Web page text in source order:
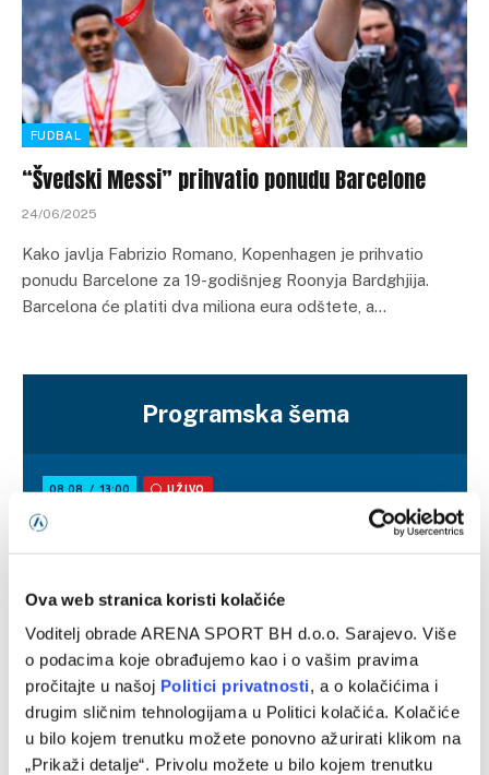
Ova web stranica koristi kolačiće
Voditelj obrade ARENA SPORT BH d.o.o. Sarajevo. Više
o podacima koje obrađujemo kao i o vašim pravima
pročitajte u našoj Politici privatnosti, a o kolačićima i
drugim sličnim tehnologijama u Politici kolačića. Kolačiće
u bilo kojem trenutku možete ponovno ažurirati klikom na
„Prikaži detalje“. Privolu možete u bilo kojem trenutku
FUDBAL
“Švedski Messi” prihvatio ponudu Barcelone
24/06/2025
Kako javlja Fabrizio Romano, Kopenhagen je prihvatio
ponudu Barcelone za 19-godišnjeg Roonyja Bardghjija.
Barcelona će platiti dva miliona eura odštete, a…
Programska šema